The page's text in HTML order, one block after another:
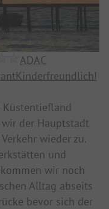
ADAC
KinderfreundlichI
Küstentiefland
wir der Hauptstadt
wieder zu.
und
wir noch
Alltag abseits
bevor sich der